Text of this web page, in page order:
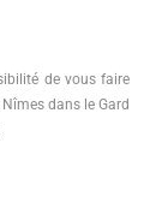
de vous faire
dans le Gard